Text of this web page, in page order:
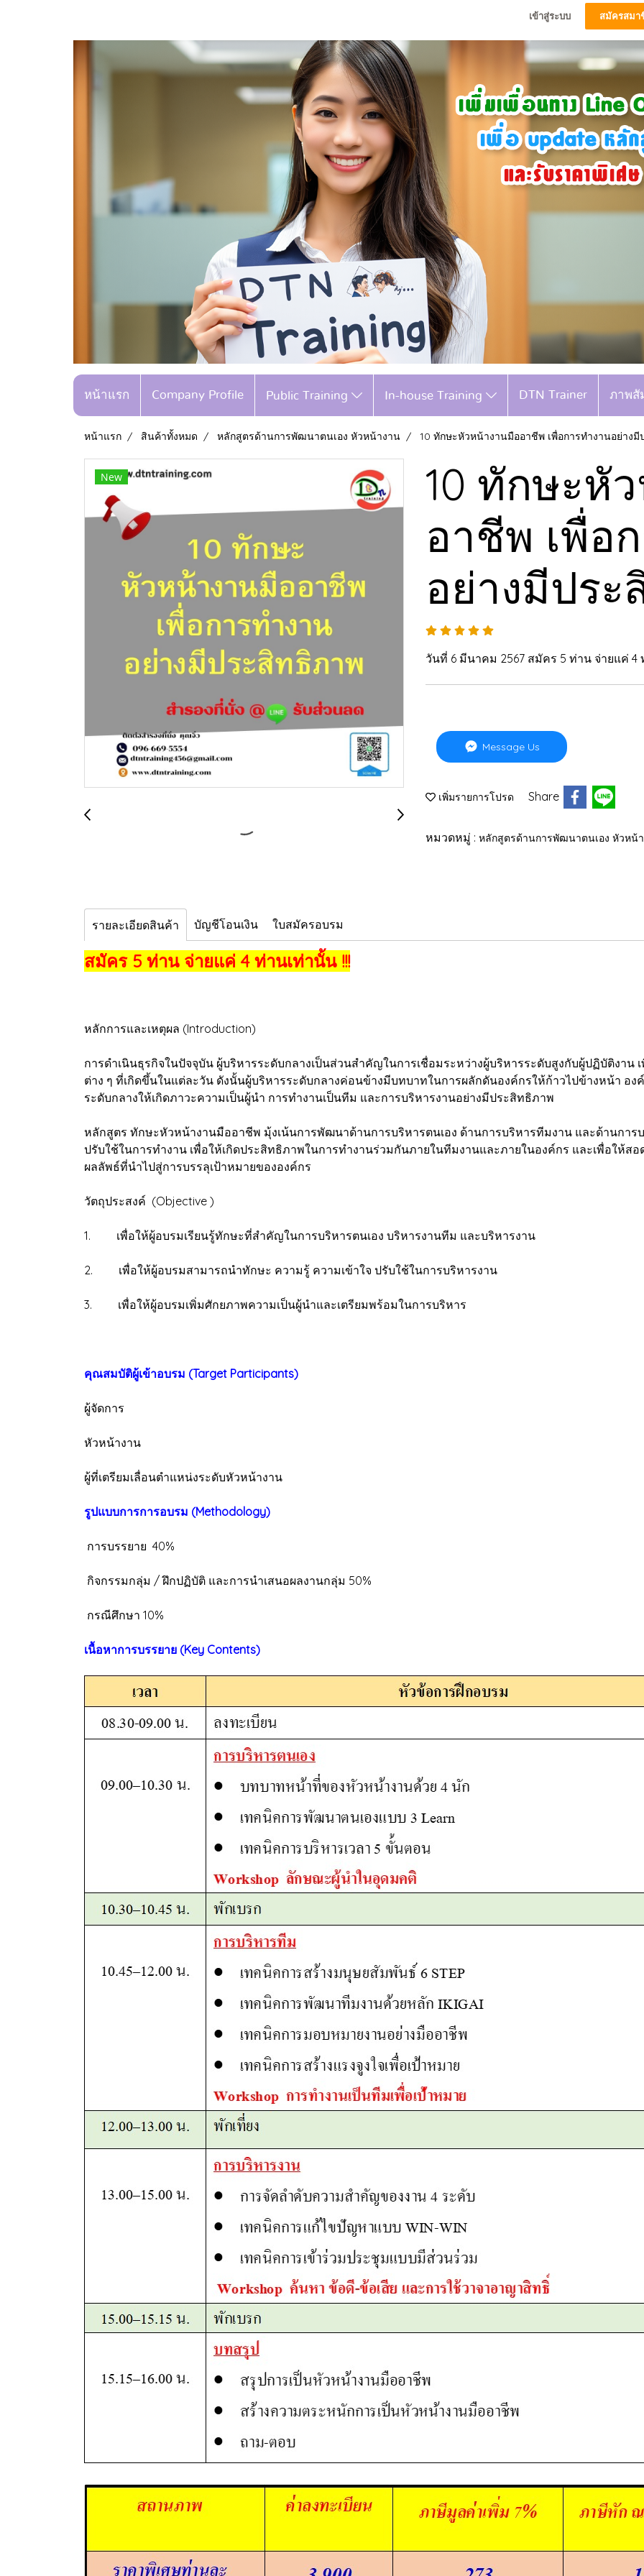
เข้าสู่ระบบ สมัครสมา
หน้าแรก Company Profile Public Training In-house Training DTN Trainer ภาพสั
หน้าแรก สินค้าทั้งหมด หลักสูตรด้านการพัฒนาตนเอง หัวหน้างาน 10 ทักษะหัวหน้างานมืออาชีพ เพื่อการทำงานอย่าง
New
10 ทักษะหั
อาชีพ เพื่อ
อย่างมีปร
วันที่ 6 มีนาคม 2567 สมัคร 5 ท่าน จ่ายแค่ 4
Message Us
เพิ่มรายการโปรด Share
หมวดหมู่ : หลักสูตรด้านการพัฒนาตนเอง หัวหน้
รายละเอียดสินค้า บัญชีโอนเงิน ใบสมัครอบรม
สมัคร 5 ท่าน จ่ายแค่ 4 ท่านเท่านั้น !!!
หลักการและเหตุผล (Introduction)
การดำเนินธุรกิจในปัจจุบัน ผู้บริหารระดับกลางเป็นส่วนสำคัญในการเชื่อมระหว่างผู้บริหารระดับสูงกับผู้ปฏิบัติงาน
ต่าง ๆ ที่เกิดขึ้นในแต่ละวัน ดังนั้นผู้บริหารระดับกลางค่อนข้างมีบทบาทในการผลักดันองค์กรให้ก้าวไปข้างหน้า อ
ระดับกลางให้เกิดภาวะความเป็นผู้นำ การทำงานเป็นทีม และการบริหารงานอย่างมีประสิทธิภาพ
หลักสูตร ทักษะหัวหน้างานมืออาชีพ มุ้งเน้นการพัฒนาด้านการบริหารตนเอง ด้านการบริหารทีมงาน และด้านการ
ปรับใช้ในการทำงาน เพื่อให้เกิดประสิทธิภาพในการทำงานร่วมกันภายในทีมงานและภายในองค์กร และเพื่อให้ส
ผลลัพธ์ที่นำไปสู่การบรรลุเป้าหมายขององค์กร
วัตถุประสงค์ (Objective )
1. เพื่อให้ผู้อบรมเรียนรู้ทักษะที่สำคัญในการบริหารตนเอง บริหารงานทีม และบริหารงาน
2. เพื่อให้ผู้อบรมสามารถนำทักษะ ความรู้ ความเข้าใจ ปรับใช้ในการบริหารงาน
3. เพื่อให้ผู้อบรมเพิ่มศักยภาพความเป็นผู้นำและเตรียมพร้อมในการบริหาร
คุณสมบัติผู้เข้าอบรม (Target Participants)
ผู้จัดการ
หัวหน้างาน
ผู้ที่เตรียมเลื่อนตำแหน่งระดับหัวหน้างาน
รูปแบบการการอบรม (Methodology)
การบรรยาย 40%
กิจกรรมกลุ่ม / ฝึกปฏิบัติ และการนำเสนอผลงานกลุ่ม 50%
กรณีศึกษา 10%
เนื้อหาการบรรยาย (Key Contents)